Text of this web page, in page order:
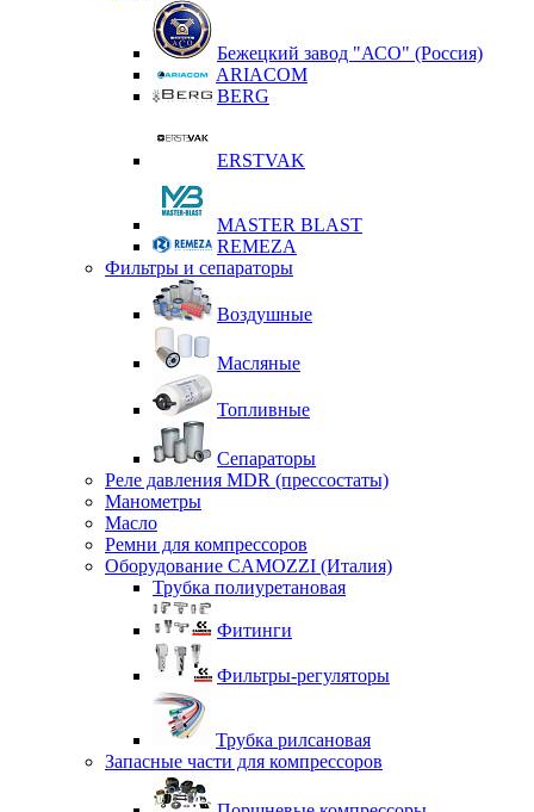
Бежецкий завод "АСО" (Россия)
ARIACOM
BERG
ERSTVAK
MASTER BLAST
REMEZA
Фильтры и сепараторы
Воздушные
Масляные
Топливные
Сепараторы
Реле давления MDR (прессостаты)
Манометры
Масло
Ремни для компрессоров
Оборудование CAMOZZI (Италия)
Трубка полиуретановая
Фитинги
Фильтры-регуляторы
Трубка рилсановая
Запасные части для компрессоров